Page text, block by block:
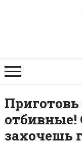
отбивные!
захочешь